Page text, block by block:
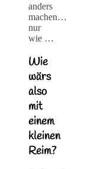
anders
machen…
nur
wie …
Wie
wärs
also
mit
einem
kleinen
Reim?